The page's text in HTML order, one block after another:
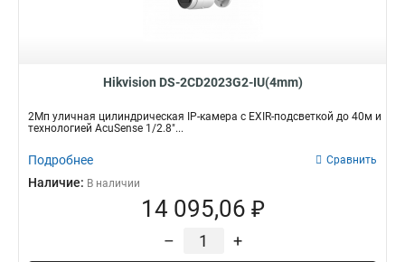
Hikvision DS-2CD2023G2-IU(4mm)
2Мп уличная цилиндрическая IP-камера с EXIR-подсветкой до 40м и
технологией AcuSense 1/2.8"...
Подробнее Сравнить
Наличие: В наличии
14 095,06 ₽
– +